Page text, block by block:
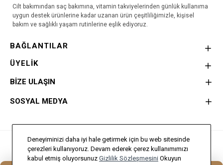
Cilt bakımından saç bakımına, vitamin takviyelerinden günlük kullanıma
uygun destek ürünlerine kadar uzanan ürün çeşitliliğimizle, kişisel
bakım ve sağlıklı yaşam rutinlerine eşlik ediyoruz.
BAĞLANTILAR
ÜYELİK
BİZE ULAŞIN
SOSYAL MEDYA
Bu Site Doğa CreativeTarafından hazırlanmıştır.
Deneyiminizi daha iyi hale getirmek için bu web sitesinde
çerezleri kullanıyoruz. Devam ederek çerez kullanımımızı
kabul etmiş oluyorsunuz Gizlilik Sözleşmesini Okuyun